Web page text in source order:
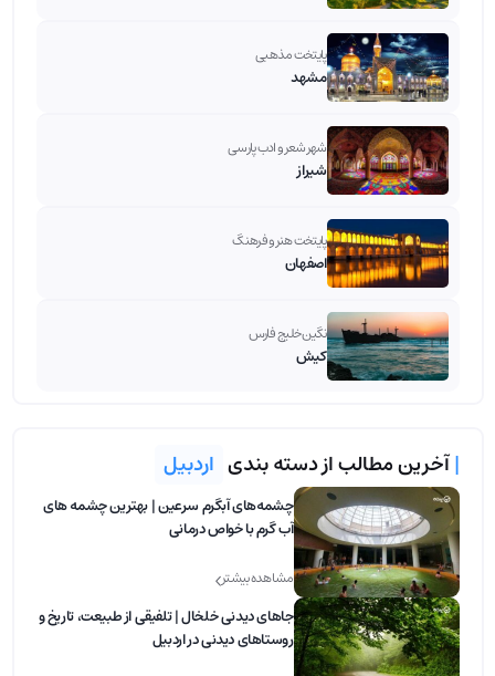
پایتخت مذهبی
مشهد
شهر شعر و ادب پارسی
شیراز
پایتخت هنر و فرهنگ
اصفهان
نگین خلیج فارس
کیش
|آخرین مطالب از دسته بندی اردبیل
چشمه‌های آبگرم سرعین | بهترین چشمه های
آب گرم با خواص درمانی
مشاهده بیشتر
جاهای دیدنی خلخال | تلفیقی از طبیعت، تاریخ و
روستاهای دیدنی در اردبیل